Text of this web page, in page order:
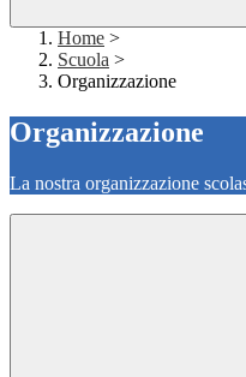
Home >
Scuola >
Organizzazione
Organizzazione
La nostra organizzazione